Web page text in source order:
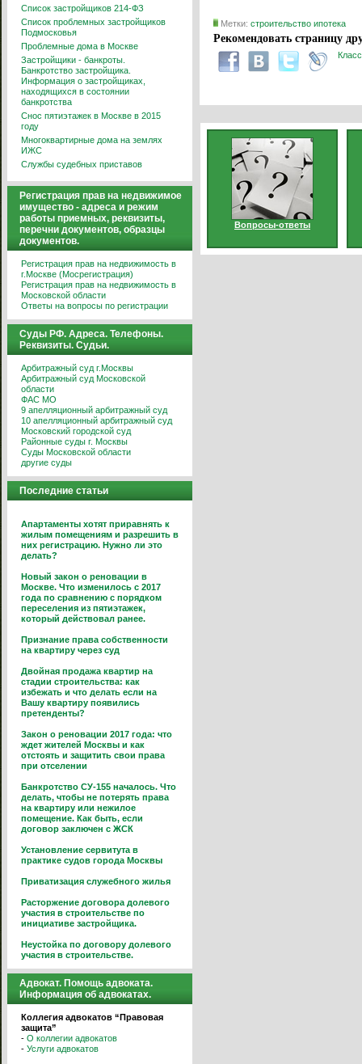
Список застройщиков 214-ФЗ
Список проблемных застройщиков
Подмосковья
Проблемные дома в Москве
Застройщики - банкроты.
Банкротство застройщика.
Информация о застройщиках,
находящихся в состоянии
банкротства
Снос пятиэтажек в Москве в 2015
году
Многоквартирные дома на землях
ИЖС
Службы судебных приставов
Регистрация прав на недвижимое
имущество - адреса и режим
работы приемных, реквизиты,
перечни документов, образцы
документов.
Регистрация прав на недвижимость в
г.Москве (Мосрегистрация)
Регистрация прав на недвижимость в
Московской области
Ответы на вопросы по регистрации
Суды РФ. Адреса. Телефоны.
Реквизиты. Судьи.
Арбитражный суд г.Москвы
Арбитражный суд Московской
области
ФАС МО
9 апелляционный арбитражный суд
10 апелляционный арбитражный суд
Московский городской суд
Районные суды г. Москвы
Суды Московской области
другие суды
Последние статьи
Апартаменты хотят приравнять к
жилым помещениям и разрешить в
них регистрацию. Нужно ли это
делать?
Новый закон о реновации в
Москве. Что изменилось с 2017
года по сравнению с порядком
переселения из пятиэтажек,
который действовал ранее.
Признание права собственности
на квартиру через суд
Двойная продажа квартир на
стадии строительства: как
избежать и что делать если на
Вашу квартиру появились
претенденты?
Закон о реновации 2017 года: что
ждет жителей Москвы и как
отстоять и защитить свои права
при отселении
Банкротство СУ-155 началось. Что
делать, чтобы не потерять права
на квартиру или нежилое
помещение. Как быть, если
договор заключен с ЖСК
Установление сервитута в
практике судов города Москвы
Приватизация служебного жилья
Расторжение договора долевого
участия в строительстве по
инициативе застройщика.
Неустойка по договору долевого
участия в строительстве.
Адвокат. Помощь адвоката.
Информация об адвокатах.
Коллегия адвокатов “Правовая
защита”
- О коллегии адвокатов
- Услуги адвокатов
Метки: строительство ипотека
Рекомендовать страницу
Вопросы-ответы